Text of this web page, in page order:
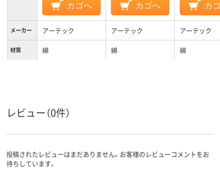
カゴへ カゴへ カ
メーカー アーテック アーテック アーテック
材質 綿 綿 綿
レビュー（0件）
投稿されたレビューはまだありません。お客様のレビューコメントをお
待ちしています。